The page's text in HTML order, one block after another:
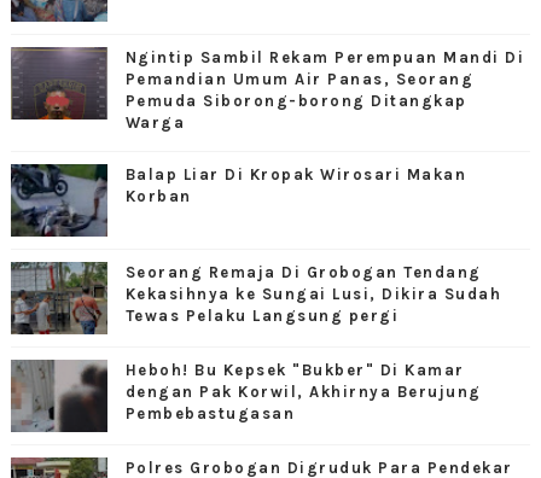
Ngintip Sambil Rekam Perempuan Mandi Di
Pemandian Umum Air Panas, Seorang
Pemuda Siborong-borong Ditangkap
Warga
Balap Liar Di Kropak Wirosari Makan
Korban
Seorang Remaja Di Grobogan Tendang
Kekasihnya ke Sungai Lusi, Dikira Sudah
Tewas Pelaku Langsung pergi
Heboh! Bu Kepsek "Bukber" Di Kamar
dengan Pak Korwil, Akhirnya Berujung
Pembebastugasan
Polres Grobogan Digruduk Para Pendekar